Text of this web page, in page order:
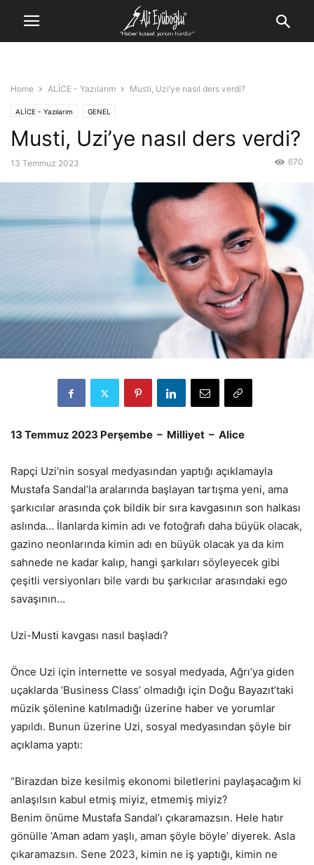
Home ALİCE - Yazılarım Musti, Uzi’ye nasıl ders verdi?
ALİCE - Yazılarım GENEL
Musti, Uzi’ye nasıl ders verdi?
13 Temmuz 2023 670
13 Temmuz 2023 Perşembe – Milliyet – Alice
Rapçi Uzi’nin sosyal medyasından yaptığı açıklamayla
Mustafa Sandal’la aralarında başlayan tartışma yeni, ama
şarkıcılar arasında çok bildik bir sıra kavgasının son halkası
aslında… İlanlarda kimin adı ve fotoğrafı daha büyük olacak,
gazino neonlarında kimin adı en büyük olacak ya da kim
sahnede ne kadar kalıp, hangi şarkıları söyleyecek gibi
çeşitli versiyonları bile vardı bu şarkıcılar arasındaki ego
savaşının…
Uzi-Musti kavgası nasıl başladı?
Önce Uzi için internette ve sosyal medyada, Ağrı’ya giden
uçaklarda ‘Business Class’ olmadığı için Doğu Bayazıt’taki
müzik şölenine katılmadığı üzerine haber ve yorumlar
yapıldı. Bunun üzerine Uzi, sosyal medyasından şöyle bir
açıklama yaptı:
“Birazdan bize kesilmiş ekonomi biletlerini paylaşacağım ki
anlaşılsın kabul etmiş miyiz, etmemiş miyiz?
Benim önüme Mustafa Sandal’ı çıkaramazsın. Hele hatır
gönülle ‘Aman adam yaşlı, aman şöyle böyle’ diyerek. Asla
çıkaramazsın. Sene 2023, kimin ne iş yaptığı, kimin ne